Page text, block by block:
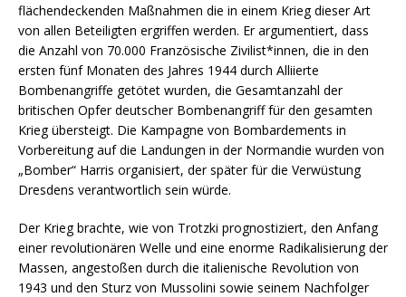
flächendeckenden Maßnahmen die in einem Krieg dieser Art
von allen Beteiligten ergriffen werden. Er argumentiert, dass
die Anzahl von 70.000 Französische Zivilist*innen, die in den
ersten fünf Monaten des Jahres 1944 durch Alliierte
Bombenangriffe getötet wurden, die Gesamtanzahl der
britischen Opfer deutscher Bombenangriff für den gesamten
Krieg übersteigt. Die Kampagne von Bombardements in
Vorbereitung auf die Landungen in der Normandie wurden von
„Bomber“ Harris organisiert, der später für die Verwüstung
Dresdens verantwortlich sein würde.
Der Krieg brachte, wie von Trotzki prognostiziert, den Anfang
einer revolutionären Welle und eine enorme Radikalisierung der
Massen, angestoßen durch die italienische Revolution von
1943 und den Sturz von Mussolini sowie seinem Nachfolger